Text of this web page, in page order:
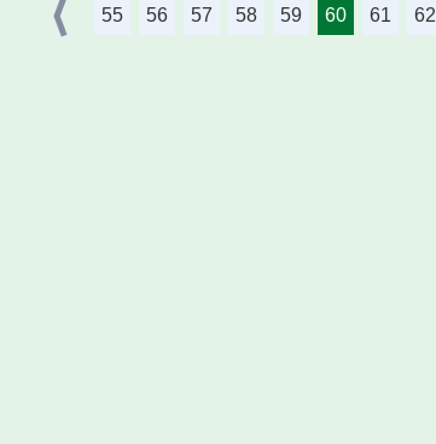
55 56 57 58 59 60 61 62